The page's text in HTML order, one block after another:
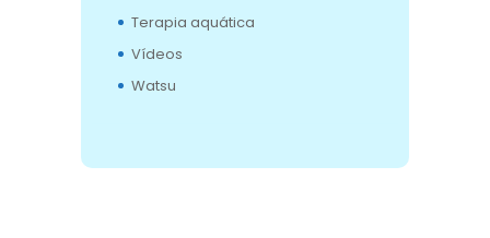
Terapia aquática
Vídeos
Watsu